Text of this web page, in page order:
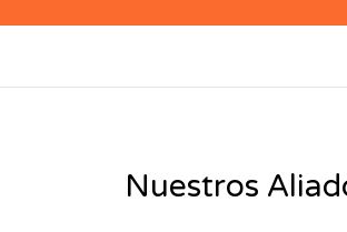
Nuestros